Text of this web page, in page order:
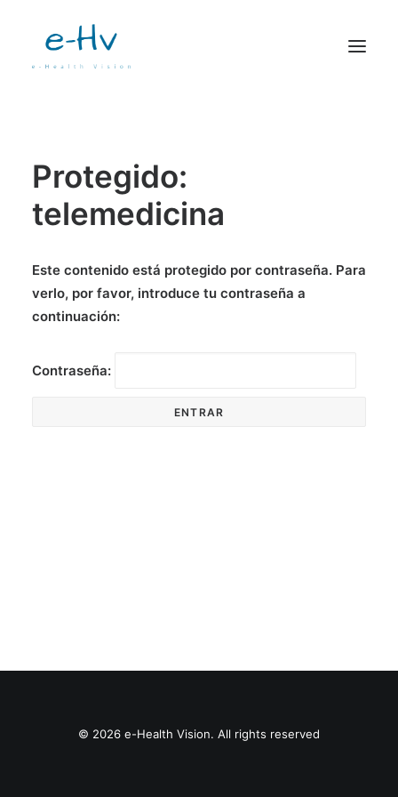
RETINOPATÍA DIABÉTICA
OJO SECO
VIVIOR
CONTACTO
Protegido:
telemedicina
Este contenido está protegido por contraseña. Para
verlo, por favor, introduce tu contraseña a
continuación:
Contraseña:
© 2026 e-Health Vision. All rights reserved